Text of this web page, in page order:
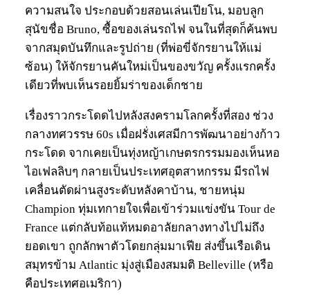
ความสนใจ ประกอบด้วยสอนเล่นเปียโน, มอบลูก
สุนัขชื่อ Bruno, ซื้อของเล่นรถไฟ จนในที่สุดก็ค้นพบ
จากสมุดบันทึกและรูปถ่าย (ที่พ่อขี่จักรยานให้แม่
ซ้อน) ให้จักรยานคันใหม่เป็นของขวัญ ครั้งแรกครั้ง
เดียวที่พบเห็นรอยยิ้มร่าของเด็กชาย
เรื่องราวกระโดดไปหลังสงครามโลกครั้งที่สอง ช่วง
กลางทศวรรษ 60s เมื่อฝรั่งเศสมีการพัฒนาอย่างก้าว
กระโดด จากเคยเป็นทุ่งหญ้าเกษตรกรรมมองเห็นหอ
ไอเฟลลิบๆ กลายเป็นประเทศอุตสาหกรรม มีรถไฟ
เคลื่อนตัดผ่านสูงระดับหลังคาบ้าน, ชายหนุ่ม
Champion ทุ่มเทกายใจเพื่อเข้าร่วมแข่งขัน Tour de
France แต่กลับท้อแท้หมดอาลัยกลางทางไปไม่ถึง
ยอดเขา ถูกลักพาตัวโดยกลุ่มมาเฟีย ส่งขึ้นเรือเดิน
สมุทรข้าม Atlantic มุ่งสู่เมืองสมมติ Belleville (หรือ
คือประเทศอเมริกา)